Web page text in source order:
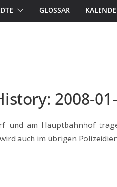
GLOSSAR
2008-
und am Hauptbahnhof
auch im übrigen